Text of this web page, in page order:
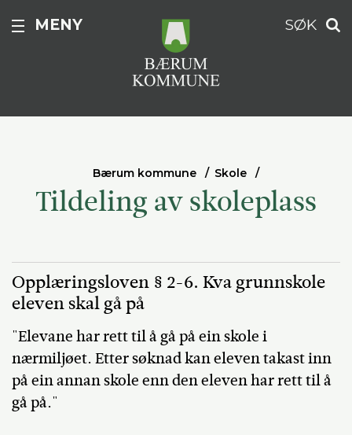
MENY SØK
Bærum kommune Skole
Tildeling av skoleplass
Opplæringsloven § 2-6. Kva grunnskole
eleven skal gå på
"Elevane har rett til å gå på ein skole i
nærmiljøet. Etter søknad kan eleven takast inn
på ein annan skole enn den eleven har rett til å
gå på."